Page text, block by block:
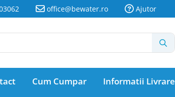
office@bewater.ro Ajutor
Cum Cumpar Informatii Livrare